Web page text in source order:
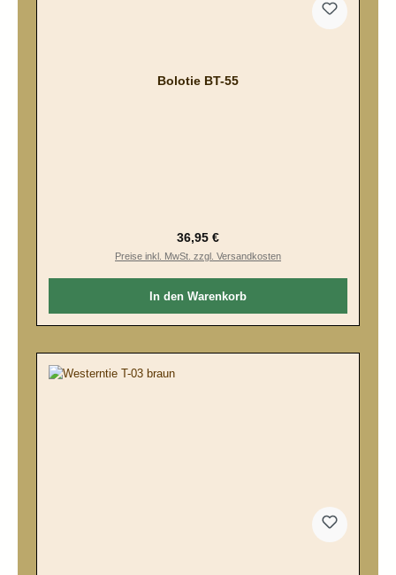
Bolotie BT-55
Regulärer Preis:
36,95 €
Preise inkl. MwSt. zzgl. Versandkosten
In den Warenkorb